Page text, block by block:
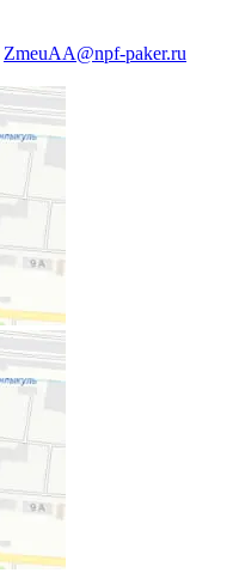
ZmeuAA@npf-paker.ru